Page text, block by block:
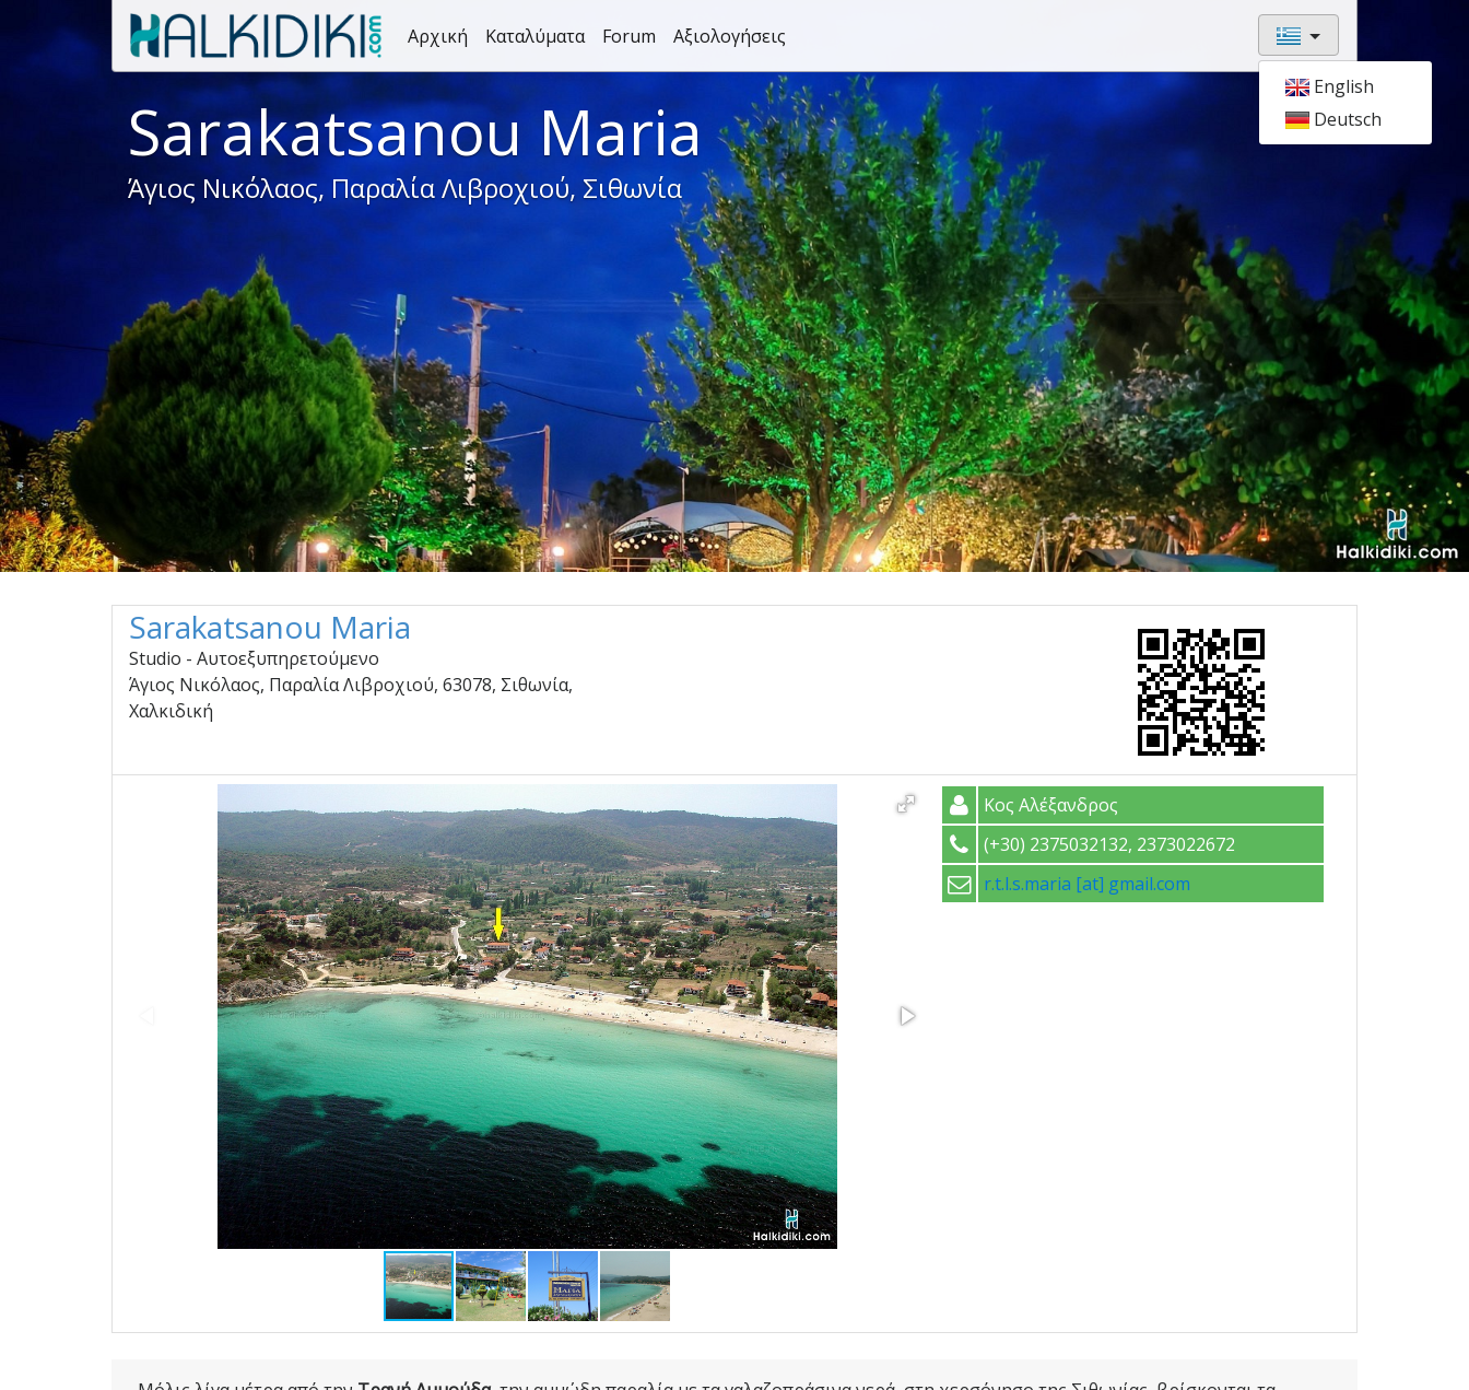
Αρχική Καταλύματα Forum Αξιολογήσεις
English
Deutsch
Sarakatsanou Maria
Άγιος Νικόλαος, Παραλία Λιβροχιού, Σιθωνία
Sarakatsanou Maria
Studio - Αυτοεξυπηρετούμενο
Άγιος Νικόλαος, Παραλία Λιβροχιού, 63078, Σιθωνία,
Χαλκιδική
Κος Αλέξανδρος
(+30) 2375032132, 2373022672
r.t.l.s.maria [at] gmail.com